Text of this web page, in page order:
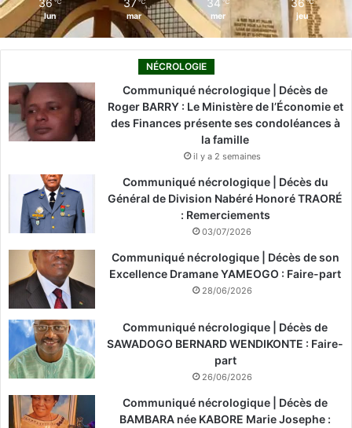
36 ℃
lun
37 ℃
mar
34 ℃
mer
36 ℃
jeu
NÉCROLOGIE
Communiqué nécrologique | Décès de
Roger BARRY : Le Ministère de l’Économie et
des Finances présente ses condoléances à
la famille
il y a 2 semaines
Communiqué nécrologique | Décès du
Général de Division Nabéré Honoré TRAORÉ
: Remerciements
03/07/2026
Communiqué nécrologique | Décès de son
Excellence Dramane YAMEOGO : Faire-part
28/06/2026
Communiqué nécrologique | Décès de
SAWADOGO BERNARD WENDIKONTE : Faire-
part
26/06/2026
Communiqué nécrologique | Décès de
BAMBARA née KABORE Marie Josephe :